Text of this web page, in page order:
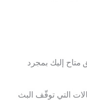
إليك بمجرد
التي توقّف البث